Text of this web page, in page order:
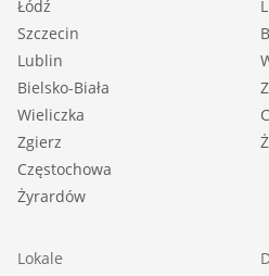
Łódź
Szczecin
Lublin
Bielsko-Biała
Wieliczka
Zgierz
Częstochowa
Żyrardów
Lokale